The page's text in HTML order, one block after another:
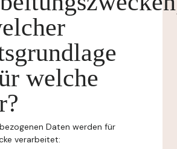
welche
Daten werden für
verarbeitet: